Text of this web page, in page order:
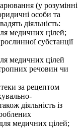
(у розумінні
особи та
діяльність:
медичних цілей;
субстанції
медичних цілей
речовин чи
за рецептом
діяльність із
медичних цілей;